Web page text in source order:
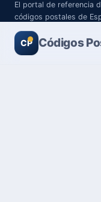
El portal de referencia
códigos postales de
CP Códigos